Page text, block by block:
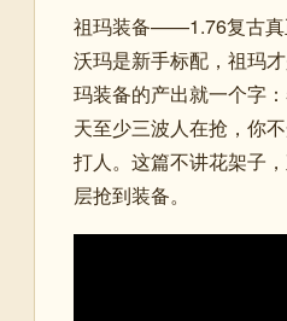
祖玛装备——1.76复古真
沃玛是新手标配，祖玛
玛装备的产出就一个字
天至少三波人在抢，你
打人。这篇不讲花架子
层抢到装备。